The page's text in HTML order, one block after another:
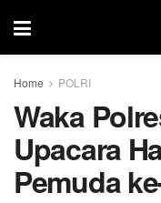
Home POLRI
Waka
Upacara
Pemuda